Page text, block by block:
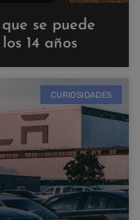
se puede
14 años
CURIOSIDADES